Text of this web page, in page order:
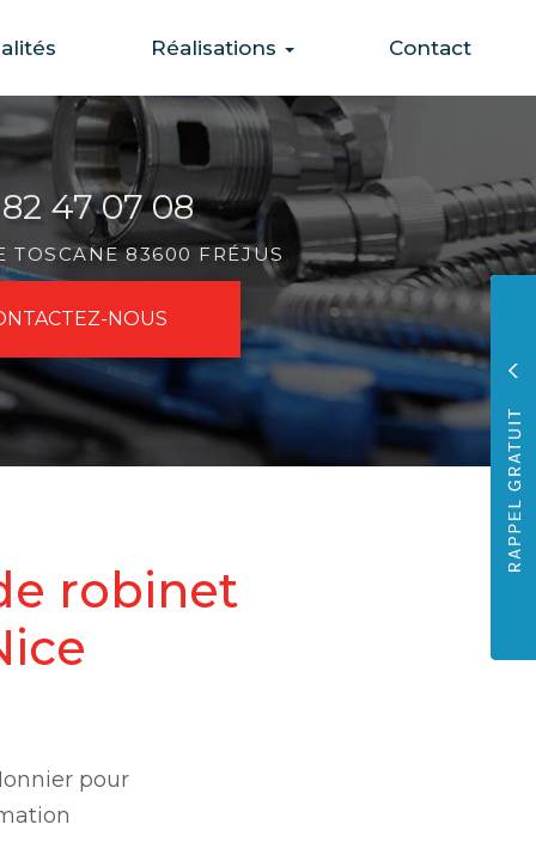
Réalisations Contact
47 07 08
TOSCANE 83600 FRÉJUS
NOUS
robinet
pour